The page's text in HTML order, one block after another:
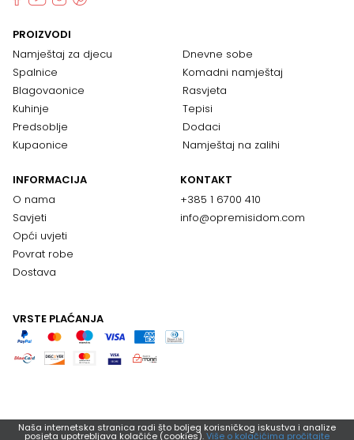
PROIZVODI
Namještaj za djecu
Spalnice
Blagovaonice
Kuhinje
Predsoblje
Kupaonice
Dnevne sobe
Komadni namještaj
Rasvjeta
Tepisi
Dodaci
Namještaj na zalihi
INFORMACIJA
O nama
Savjeti
Opći uvjeti
Povrat robe
Dostava
KONTAKT
+385 1 6700 410
info@opremisidom.com
VRSTE PLAĆANJA
Naša internetska stranica radi što boljeg korisničkog iskustva i analize
posjeta upotrebljava kolačiće (cookies).Više o kolačićima pročitajte